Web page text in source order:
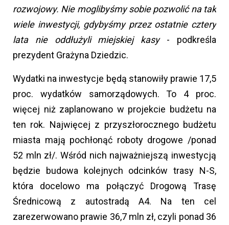
rozwojowy. Nie moglibyśmy sobie pozwolić na tak
wiele inwestycji, gdybyśmy przez ostatnie cztery
lata nie oddłużyli miejskiej kasy- podkreśla
prezydent Grażyna Dziedzic.
Wydatki na inwestycje będą stanowiły prawie 17,5
proc. wydatków samorządowych. To 4 proc.
więcej niż zaplanowano w projekcie budżetu na
ten rok. Najwięcej z przyszłorocznego budżetu
miasta mają pochłonąć roboty drogowe /ponad
52 mln zł/. Wśród nich najważniejszą inwestycją
będzie budowa kolejnych odcinków trasy N-S,
która docelowo ma połączyć Drogową Trasę
Średnicową z autostradą A4. Na ten cel
zarezerwowano prawie 36,7 mln zł, czyli ponad 36